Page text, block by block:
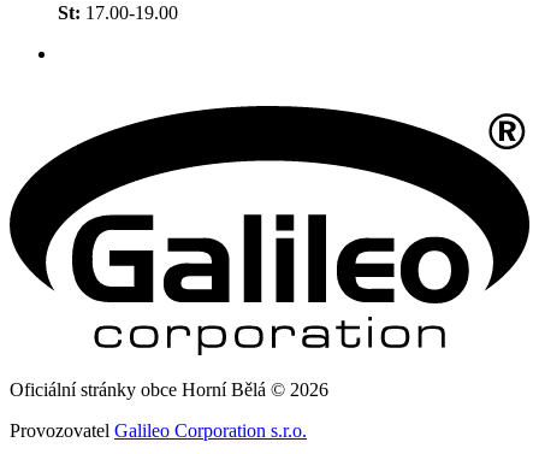
St: 17.00-19.00
Oficiální stránky obce Horní Bělá © 2026
Provozovatel Galileo Corporation s.r.o.